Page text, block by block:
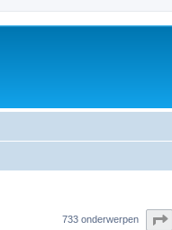
733 onderwerpen